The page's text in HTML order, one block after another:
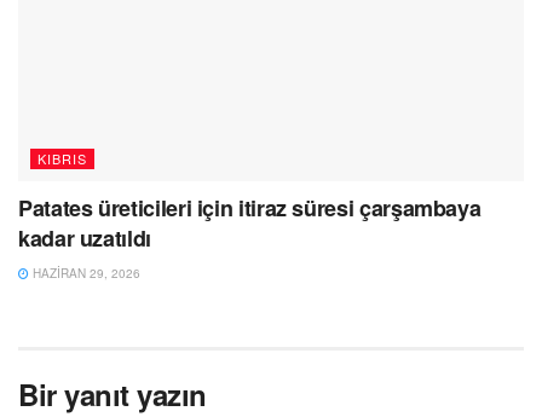
KIBRIS
Patates üreticileri için itiraz süresi çarşambaya
kadar uzatıldı
HAZIRAN 29, 2026
Bir yanıt yazın